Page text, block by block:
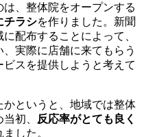
、整体院をオープンする
チラシを作りました。新聞
配布することによって、
実際に店舗に来てもらう
スを提供しようと考えて
かというと、地域では整体
初、
反応率がとても良く
ました。